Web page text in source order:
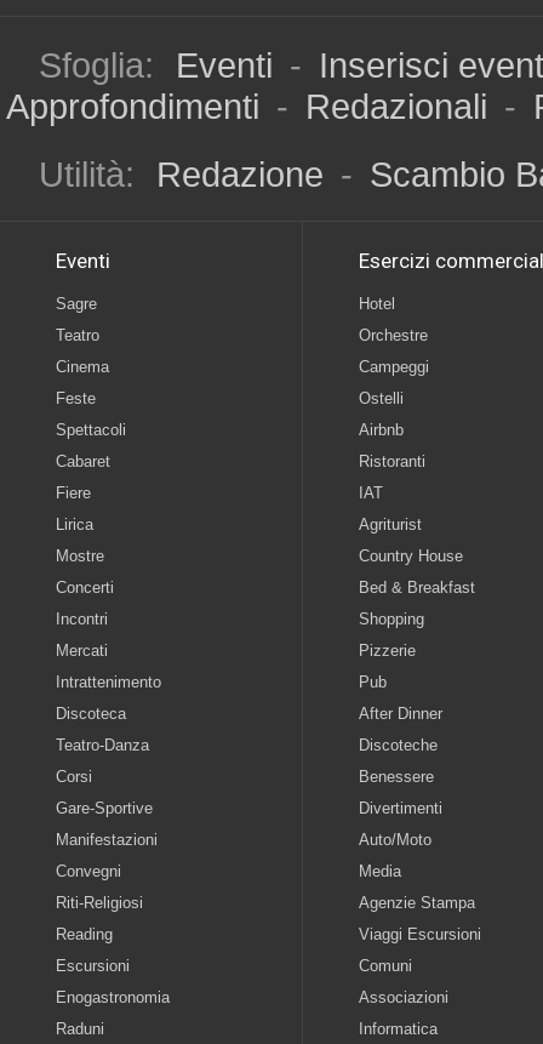
Sfoglia: Eventi - Inserisci
Approfondimenti - Redazionali -
Utilità:
Redazione - Scambio
Eventi
Sagre
Teatro
Cinema
Feste
Spettacoli
Cabaret
Fiere
Lirica
Mostre
Concerti
Incontri
Mercati
Intrattenimento
Discoteca
Teatro-Danza
Corsi
Gare-Sportive
Manifestazioni
Convegni
Riti-Religiosi
Reading
Escursioni
Enogastronomia
Raduni
Esercizi
Hotel
Orchestre
Campeggi
Ostelli
Airbnb
Ristoranti
IAT
Agriturist
Country House
Bed & Breakfast
Shopping
Pizzerie
Pub
After Dinner
Discoteche
Benessere
Divertimenti
Auto/Moto
Media
Agenzie Stampa
Viaggi Escursioni
Comuni
Associazioni
Informatica